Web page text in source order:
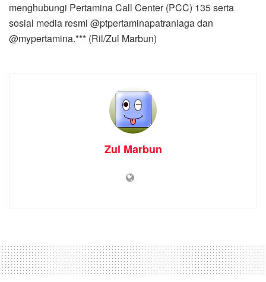
menghubungi Pertamina Call Center (PCC) 135 serta
sosial media resmi @ptpertaminapatraniaga dan
@mypertamina.*** (Ril/Zul Marbun)
Zul Marbun